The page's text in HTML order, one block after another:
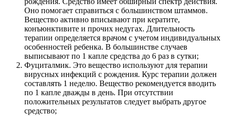
Оно помогает справиться с большинством штаммов.
Вещество активно вписывают при кератите,
конъюнктивите и прочих недугах. Длительность
терапии определяется врачом с учетом индивидуальных
особенностей ребенка. В большинстве случаев
выписывают по 1 капле средства до 6 раз в сутки;
Фуциталмик. Это вещество используют для терапии
вирусных инфекций с рождения. Курс терапии должен
составлять 1 неделю. Вещество рекомендуется вводить
по 1 капле дважды в день. При отсутствии
положительных результатов следует выбрать другое
средство;